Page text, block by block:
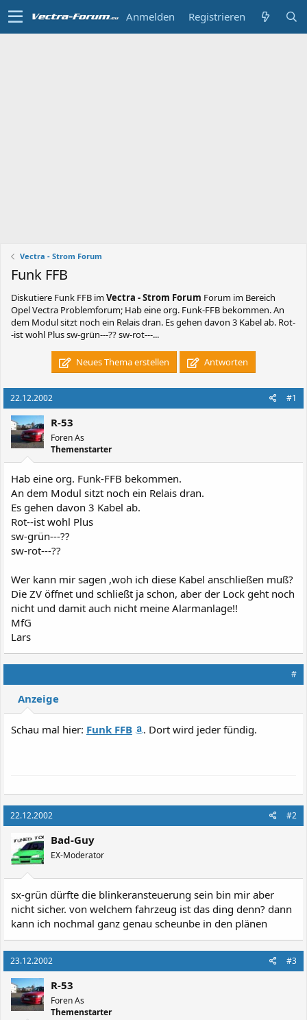
Anmelden Registrieren
Vectra - Strom Forum
Funk FFB
Diskutiere Funk FFB imVectra - Strom Forum Forum im Bereich
Opel Vectra Problemforum; Hab eine org. Funk-FFB bekommen. An
dem Modul sitzt noch ein Relais dran. Es gehen davon 3 Kabel ab. Rot-
-ist wohl Plus sw-grün---?? sw-rot---...
Neues Thema erstellen Antworten
22.12.2002 #1
R-53
Foren As
Themenstarter
Hab eine org. Funk-FFB bekommen.
An dem Modul sitzt noch ein Relais dran.
Es gehen davon 3 Kabel ab.
Rot--ist wohl Plus
sw-grün---??
sw-rot---??
Wer kann mir sagen ,woh ich diese Kabel anschließen muß?
Die ZV öffnet und schließt ja schon, aber der Lock geht noch
nicht und damit auch nicht meine Alarmanlage!!
MfG
Lars
#
Anzeige
Schau mal hier: Funk FFB . Dort wird jeder fündig.
22.12.2002 #2
Bad-Guy
EX-Moderator
sx-grün dürfte die blinkeransteuerung sein bin mir aber
nicht sicher. von welchem fahrzeug ist das ding denn? dann
kann ich nochmal ganz genau scheunbe in den plänen
23.12.2002 #3
R-53
Foren As
Themenstarter